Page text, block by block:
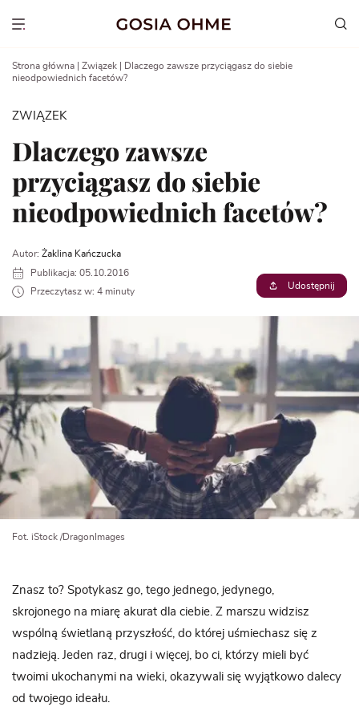
Show menu
Strona główna Związek
Dlaczego zawsze przyciągasz do siebie
nieodpowiednich facetów?
ZWIĄZEK
Dlaczego zawsze
przyciągasz do siebie
nieodpowiednich facetów?
Autor: Żaklina Kańczucka
Publikacja: 05.10.2016
Przeczytasz w: 4 minuty
Udostępnij
Fot. iStock /DragonImages
Znasz to? Spotykasz go, tego jednego, jedynego,
skrojonego na miarę akurat dla ciebie. Z marszu widzisz
wspólną świetlaną przyszłość, do której uśmiechasz się z
nadzieją. Jeden raz, drugi i więcej, bo ci, którzy mieli być
twoimi ukochanymi na wieki, okazywali się wyjątkowo dalecy
od twojego ideału.